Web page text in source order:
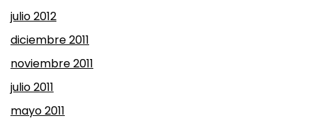
julio 2012
diciembre 2011
noviembre 2011
julio 2011
mayo 2011